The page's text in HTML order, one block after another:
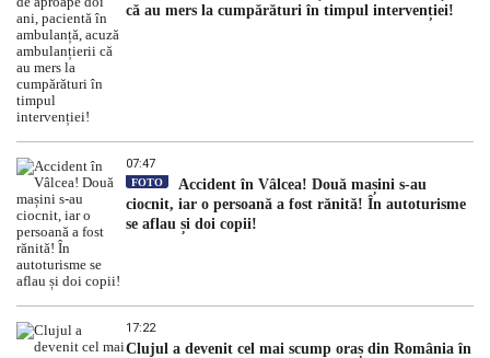
că au mers la cumpărături în timpul intervenției!
07:47
FOTO
Accident în Vâlcea! Două mașini s-au
ciocnit, iar o persoană a fost rănită! În autoturisme
se aflau și doi copii!
17:22
Clujul a devenit cel mai scump oraș din România în